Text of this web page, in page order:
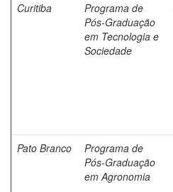
Curitiba
Programa de
Pós-Graduação
em Tecnologia e
Sociedade
Pato Branco
Programa de
Pós-Graduação
em Agronomia